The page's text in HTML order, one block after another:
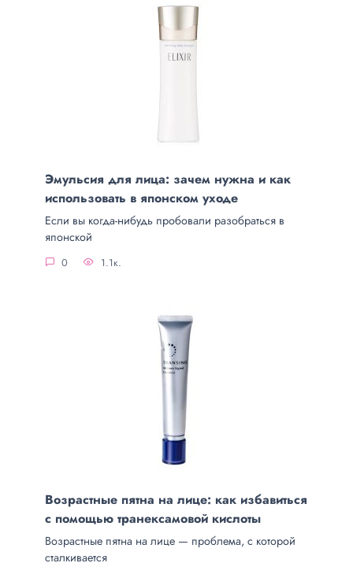
Эмульсия для лица: зачем нужна и как
использовать в японском уходе
Если вы когда-нибудь пробовали разобраться в
японской
0 1.1к.
Возрастные пятна на лице: как избавиться
с помощью транексамовой кислоты
Возрастные пятна на лице — проблема, с которой
сталкивается